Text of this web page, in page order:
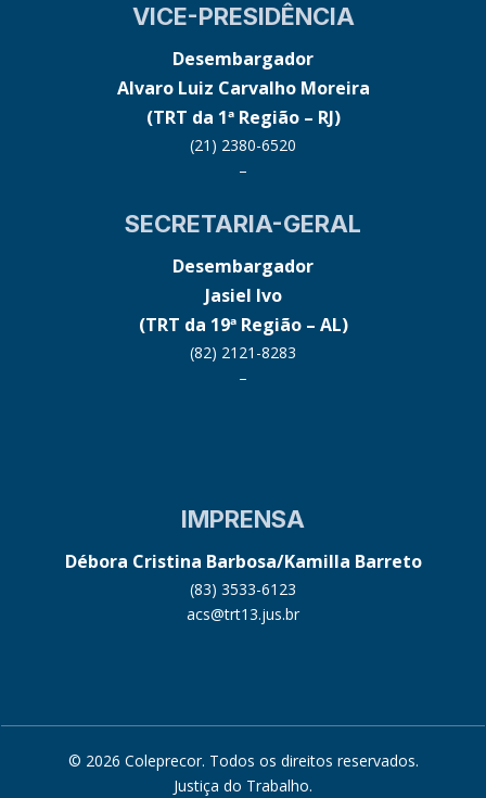
VICE-PRESIDÊNCIA
Desembargador
Alvaro Luiz Carvalho Moreira
(TRT da 1ª Região – RJ)
(21) 2380-6520
–
SECRETARIA-GERAL
Desembargador
Jasiel Ivo
(TRT da 19ª Região – AL)
(82) 2121-8283
–
IMPRENSA
Débora Cristina Barbosa/Kamilla Barreto
(83) 3533-6123
acs@trt13.jus.br
© 2026 Coleprecor. Todos os direitos reservados.
Justiça do Trabalho.